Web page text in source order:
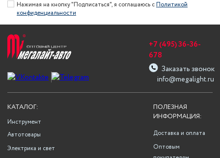
Нажимая на кнопку "Подписаться", я соглашаюсь сПолитикой
конфиденциальности
info@megalight.ru
+7 (495) 36-36-
678
Заказать звонок
ПОЛЕЗНАЯ
ИНФОРМАЦИЯ:
Доставка и оплата
Оптовым
КАТАЛОГ:
Инструмент
Автотовары
Электрика и свет